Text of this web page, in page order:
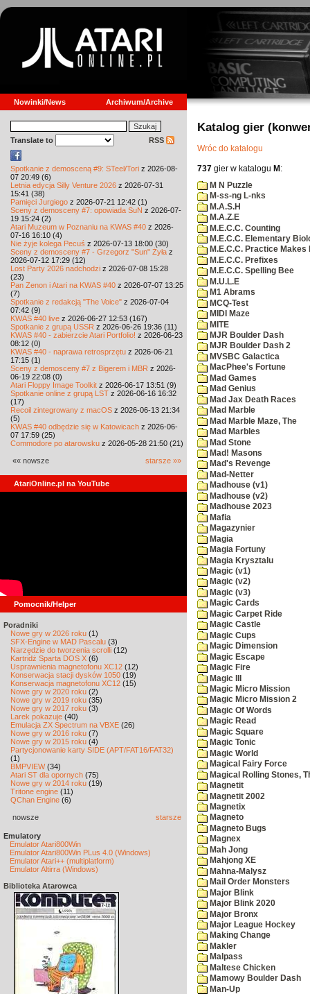
Nowinki/News Archiwum/Archive
Translate to RSS
Spotkanie z demosceną #9: STeel/Tori z 2026-08-
07 20:49 (6)
Letnia edycja Silly Venture 2026 z 2026-07-31
15:41 (38)
Pamięci Jurgiego z 2026-07-21 12:42 (1)
Sceny z demosceny #7: opowiada SuN z 2026-07-
19 15:24 (2)
Atari Muzeum w Poznaniu na KWAS #40 z 2026-
07-16 16:10 (4)
Nie żyje kolega Pecuś z 2026-07-13 18:00 (30)
Sceny z demosceny #7 - Grzegorz "Sun" Żyła z
2026-07-12 17:29 (12)
Lost Party 2026 nadchodzi z 2026-07-08 15:28
(23)
Pan Zenon i Atari na KWAS #40 z 2026-07-07 13:25
(7)
Spotkanie z redakcją "The Voice" z 2026-07-04
07:42 (9)
KWAS #40 live z 2026-06-27 12:53 (167)
Spotkanie z grupą USSR z 2026-06-26 19:36 (11)
KWAS #40 - zabierzcie Atari Portfolio! z 2026-06-23
08:12 (0)
KWAS #40 - naprawa retrosprzętu z 2026-06-21
17:15 (1)
Sceny z demosceny #7 z Bigerem i MBR z 2026-
06-19 22:08 (0)
Atari Floppy Image Toolkit z 2026-06-17 13:51 (9)
Spotkanie online z grupą LST z 2026-06-16 16:32
(17)
Recoil zintegrowany z macOS z 2026-06-13 21:34
(5)
KWAS #40 odbędzie się w Katowicach z 2026-06-
07 17:59 (25)
Commodore po atarowsku z 2026-05-28 21:50 (21)
«« nowsze starsze »»
AtariOnline.pl na YouTube
Pomocnik/Helper
Poradniki
Nowe gry w 2026 roku (1)
SFX-Engine w MAD Pascalu (3)
Narzędzie do tworzenia scrolli (12)
Kartridż Sparta DOS X (6)
Usprawnienia magnetofonu XC12 (12)
Konserwacja stacji dysków 1050 (19)
Konserwacja magnetofonu XC12 (15)
Nowe gry w 2020 roku (2)
Nowe gry w 2019 roku (35)
Nowe gry w 2017 roku (3)
Larek pokazuje (40)
Emulacja ZX Spectrum na VBXE (26)
Nowe gry w 2016 roku (7)
Nowe gry w 2015 roku (4)
Partycjonowanie karty SIDE (APT/FAT16/FAT32)
(1)
BMPVIEW(34)
Atari ST dla opornych (75)
Nowe gry w 2014 roku (19)
Tritone engine (11)
QChan Engine (6)
nowsze starsze
Emulatory
Emulator Atari800Win
Emulator Atari800Win PLus 4.0 (Windows)
Emulator Atari++ (multiplatform)
Emulator Altirra (Windows)
Biblioteka Atarowca
Katalog gier
Wróc do katalogu
737 gier w katalogu M :
M N Puzzle
M-ss-ng L-nks
M.A.S.H
M.A.Z.E
M.E.C.C. Counting
M.E.C.C. Elementary
M.E.C.C. Practice Makes
M.E.C.C. Prefixes
M.E.C.C. Spelling Bee
M.U.L.E
M1 Abrams
MCQ-Test
MIDI Maze
MITE
MJR Boulder Dash
MJR Boulder Dash 2
MVSBC Galactica
MacPhee's Fortune
Mad Games
Mad Genius
Mad Jax Death Races
Mad Marble
Mad Marble Maze, The
Mad Marbles
Mad Stone
Mad! Masons
Mad's Revenge
Mad-Netter
Madhouse (v1)
Madhouse (v2)
Madhouse 2023
Mafia
Magazynier
Magia
Magia Fortuny
Magia Krysztalu
Magic (v1)
Magic (v2)
Magic (v3)
Magic Cards
Magic Carpet Ride
Magic Castle
Magic Cups
Magic Dimension
Magic Escape
Magic Fire
Magic III
Magic Micro Mission
Magic Micro Mission 2
Magic Of Words
Magic Read
Magic Square
Magic Tonic
Magic World
Magical Fairy Force
Magical Rolling Stones,
Magnetit
Magnetit 2002
Magnetix
Magneto
Magneto Bugs
Magnex
Mah Jong
Mahjong XE
Mahna-Malysz
Mail Order Monsters
Major Blink
Major Blink 2020
Major Bronx
Major League Hockey
Making Change
Makler
Malpass
Maltese Chicken
Mamowy Boulder Dash
Man-Up